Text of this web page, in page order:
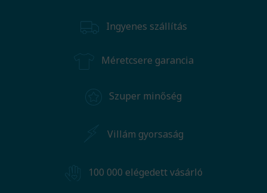
Ingyenes szállítás
Méretcsere garancia
Szuper minőség
Villám gyorsaság
100 000 elégedett vásárló